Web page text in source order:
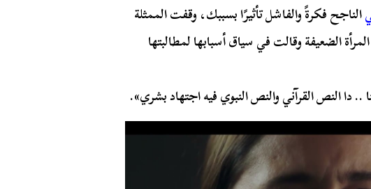
الناجح فكرةً والفاشل تأثيرًا بسببك، وقفت الممثلة
الضعيفة وقالت في سياق أسبابها لمطالبتها
دا النص القرآني والنص النبوي فيه اجتهاد بشري».